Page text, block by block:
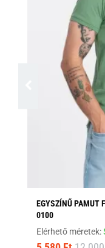
EGYSZÍNŰ PAMUT
0100
Elérhető méretek: